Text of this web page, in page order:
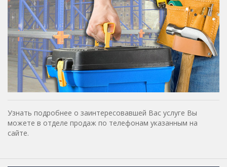
Узнать подробнее о заинтересовавшей Вас услуге Вы
можете в отделе продаж по телефонам указанным на
сайте.